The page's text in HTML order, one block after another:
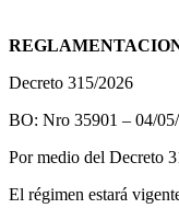
Decreto 315/2026
BO: Nro 35901 – 04/
Por medio del Decreto
El régimen estará